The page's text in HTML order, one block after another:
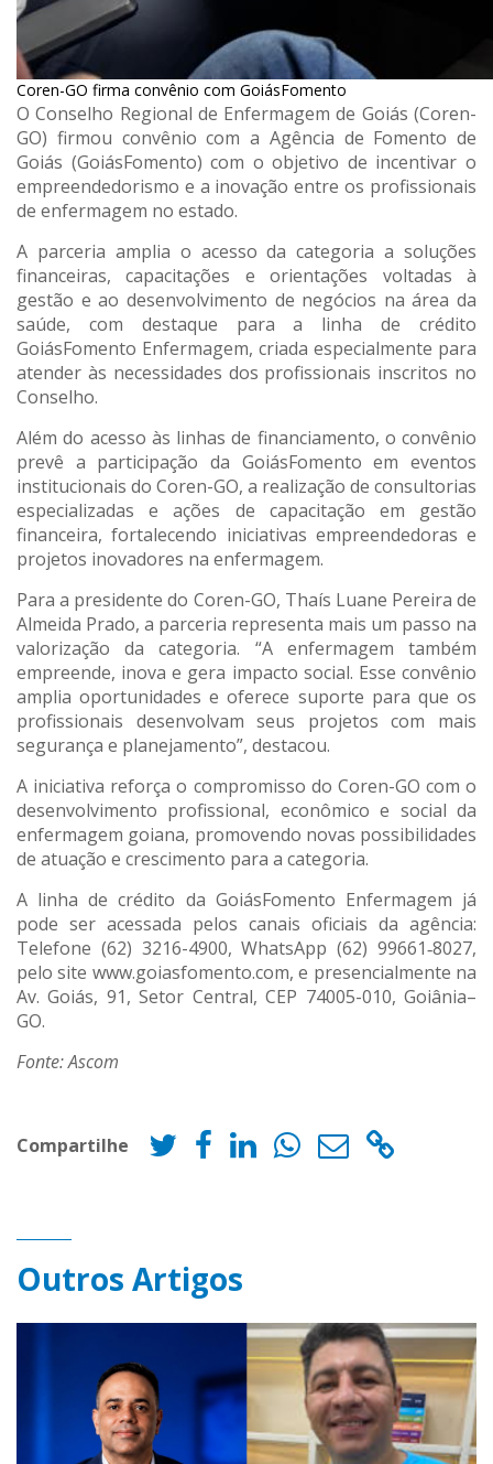
Coren-GO firma convênio com GoiásFomento
O Conselho Regional de Enfermagem de Goiás (Coren-
GO) firmou convênio com a Agência de Fomento de
Goiás (GoiásFomento) com o objetivo de incentivar o
empreendedorismo e a inovação entre os profissionais
de enfermagem no estado.
A parceria amplia o acesso da categoria a soluções
financeiras, capacitações e orientações voltadas à
gestão e ao desenvolvimento de negócios na área da
saúde, com destaque para a linha de crédito
GoiásFomento Enfermagem, criada especialmente para
atender às necessidades dos profissionais inscritos no
Conselho.
Além do acesso às linhas de financiamento, o convênio
prevê a participação da GoiásFomento em eventos
institucionais do Coren-GO, a realização de consultorias
especializadas e ações de capacitação em gestão
financeira, fortalecendo iniciativas empreendedoras e
projetos inovadores na enfermagem.
Para a presidente do Coren-GO, Thaís Luane Pereira de
Almeida Prado, a parceria representa mais um passo na
valorização da categoria. “A enfermagem também
empreende, inova e gera impacto social. Esse convênio
amplia oportunidades e oferece suporte para que os
profissionais desenvolvam seus projetos com mais
segurança e planejamento”, destacou.
A iniciativa reforça o compromisso do Coren-GO com o
desenvolvimento profissional, econômico e social da
enfermagem goiana, promovendo novas possibilidades
de atuação e crescimento para a categoria.
A linha de crédito da GoiásFomento Enfermagem já
pode ser acessada pelos canais oficiais da agência:
Telefone (62) 3216-4900, WhatsApp (62) 99661‑8027,
pelo site www.goiasfomento.com, e presencialmente na
Av. Goiás, 91, Setor Central, CEP 74005-010, Goiânia–
GO.
Fonte: Ascom
Compartilhe
Outros Artigos